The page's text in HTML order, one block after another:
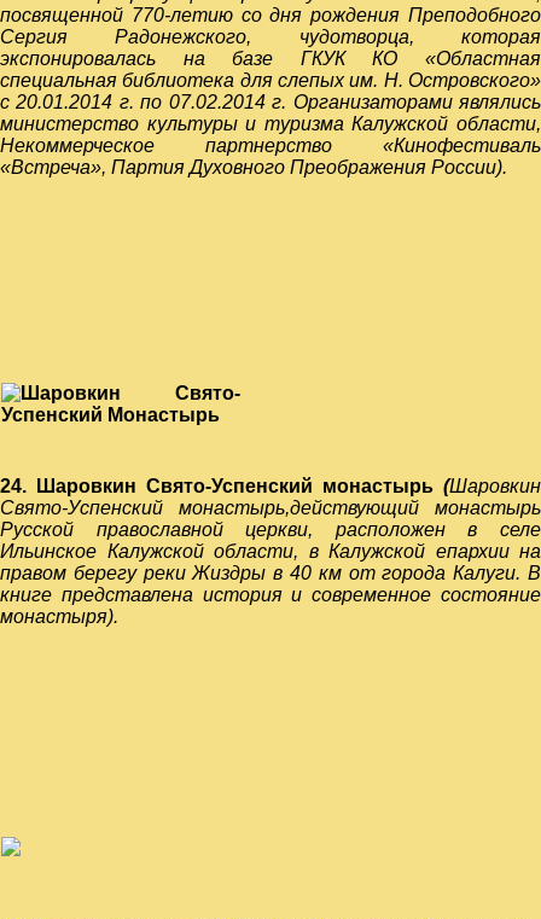
посвященной 770-летию со дня рождения Преподобного
Сергия Радонежского, чудотворца, которая
экспонировалась на базе ГКУК КО «Областная
специальная библиотека для слепых им. Н. Островского»
с 20.01.2014 г. по 07.02.2014 г. Организаторами являлись
министерство культуры и туризма Калужской области,
Некоммерческое партнерство «Кинофестиваль
«Встреча», Партия Духовного Преображения России).
24. Шаровкин Свято-Успенский монастырь (Шаровкин
Свято-Успенский монастырь,действующий монастырь
Русской православной церкви, расположен в селе
Ильинское Калужской области, в Калужской епархии на
правом берегу реки Жиздры в 40 км от города Калуги. В
книге представлена история и современное состояние
монастыря).